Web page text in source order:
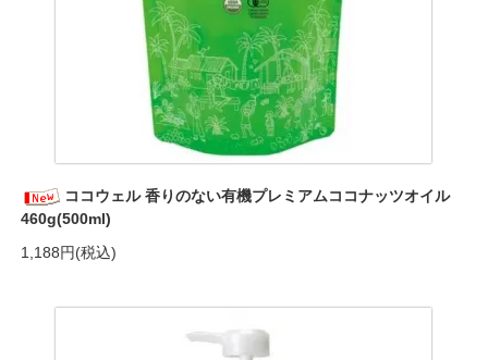
ココウェル 香りのない有機プレミアムココナッツオイル
460g(500ml)
1,188円(税込)